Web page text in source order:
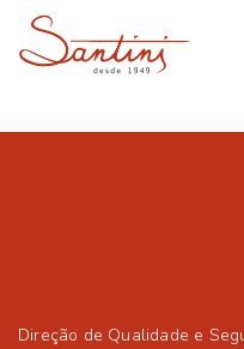
Direção de Qualidade e